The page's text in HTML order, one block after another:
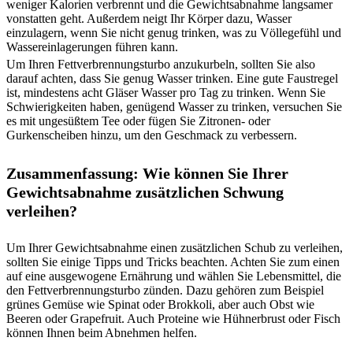
weniger Kalorien verbrennt und die Gewichtsabnahme langsamer
vonstatten geht. Außerdem neigt Ihr Körper dazu, Wasser
einzulagern, wenn Sie nicht genug trinken, was zu Völlegefühl und
Wassereinlagerungen führen kann.
Um Ihren Fettverbrennungsturbo anzukurbeln, sollten Sie also
darauf achten, dass Sie genug Wasser trinken. Eine gute Faustregel
ist, mindestens acht Gläser Wasser pro Tag zu trinken. Wenn Sie
Schwierigkeiten haben, genügend Wasser zu trinken, versuchen Sie
es mit ungesüßtem Tee oder fügen Sie Zitronen- oder
Gurkenscheiben hinzu, um den Geschmack zu verbessern.
Zusammenfassung: Wie können Sie Ihrer
Gewichtsabnahme zusätzlichen Schwung
verleihen?
Um Ihrer Gewichtsabnahme einen zusätzlichen Schub zu verleihen,
sollten Sie einige Tipps und Tricks beachten. Achten Sie zum einen
auf eine ausgewogene Ernährung und wählen Sie Lebensmittel, die
den Fettverbrennungsturbo zünden. Dazu gehören zum Beispiel
grünes Gemüse wie Spinat oder Brokkoli, aber auch Obst wie
Beeren oder Grapefruit. Auch Proteine wie Hühnerbrust oder Fisch
können Ihnen beim Abnehmen helfen.